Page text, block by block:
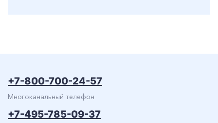
+7-800-700-24-57
Многоканальный телефон
+7-495-785-09-37